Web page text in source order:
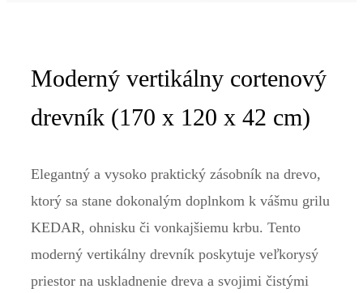
Moderný vertikálny cortenový
drevník (170 x 120 x 42 cm)
Elegantný a vysoko praktický zásobník na drevo,
ktorý sa stane dokonalým doplnkom k vášmu grilu
KEDAR, ohnisku či vonkajšiemu krbu. Tento
moderný vertikálny drevník poskytuje veľkorysý
priestor na uskladnenie dreva a svojimi čistými